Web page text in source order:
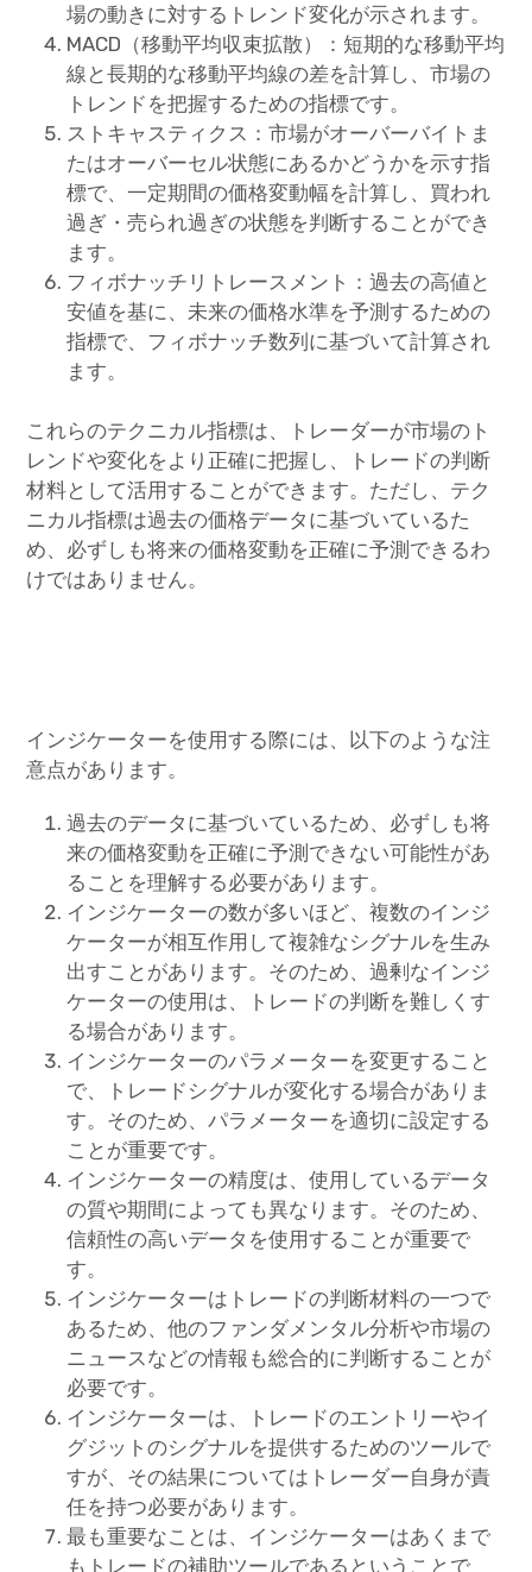
場の動きに対するトレンド変化が示されます。
MACD（移動平均収束拡散）：短期的な移動平均
線と長期的な移動平均線の差を計算し、市場の
トレンドを把握するための指標です。
ストキャスティクス：市場がオーバーバイトま
たはオーバーセル状態にあるかどうかを示す指
標で、一定期間の価格変動幅を計算し、買われ
過ぎ・売られ過ぎの状態を判断することができ
ます。
フィボナッチリトレースメント：過去の高値と
安値を基に、未来の価格水準を予測するための
指標で、フィボナッチ数列に基づいて計算され
ます。
これらのテクニカル指標は、トレーダーが市場のト
レンドや変化をより正確に把握し、トレードの判断
材料として活用することができます。ただし、テク
ニカル指標は過去の価格データに基づいているた
め、必ずしも将来の価格変動を正確に予測できるわ
けではありません。
インジケーターを使用する際には、以下のような注
意点があります。
過去のデータに基づいているため、必ずしも将
来の価格変動を正確に予測できない可能性があ
ることを理解する必要があります。
インジケーターの数が多いほど、複数のインジ
ケーターが相互作用して複雑なシグナルを生み
出すことがあります。そのため、過剰なインジ
ケーターの使用は、トレードの判断を難しくす
る場合があります。
インジケーターのパラメーターを変更すること
で、トレードシグナルが変化する場合がありま
す。そのため、パラメーターを適切に設定する
ことが重要です。
インジケーターの精度は、使用しているデータ
の質や期間によっても異なります。そのため、
信頼性の高いデータを使用することが重要で
す。
インジケーターはトレードの判断材料の一つで
あるため、他のファンダメンタル分析や市場の
ニュースなどの情報も総合的に判断することが
必要です。
インジケーターは、トレードのエントリーやイ
グジットのシグナルを提供するためのツールで
すが、その結果についてはトレーダー自身が責
任を持つ必要があります。
最も重要なことは、インジケーターはあくまで
もトレードの補助ツールであるということで